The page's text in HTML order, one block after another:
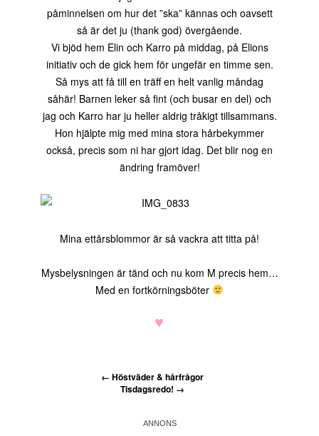
påminnelsen om hur det ”ska” kännas och oavsett
så är det ju (thank god) övergående.
Vi bjöd hem Elin och Karro på middag, på Elions
initiativ och de gick hem för ungefär en timme sen.
Så mys att få till en träff en helt vanlig måndag
såhär! Barnen leker så fint (och busar en del) och
jag och Karro har ju heller aldrig tråkigt tillsammans.
Hon hjälpte mig med mina stora hårbekymmer
också, precis som ni har gjort idag. Det blir nog en
ändring framöver!
Mina ettårsblommor är så vackra att titta på!
Mysbelysningen är tänd och nu kom M precis hem…
Med en fortkörningsböter
♥
← Höstväder & hårfrågor
Tisdagsredo! →